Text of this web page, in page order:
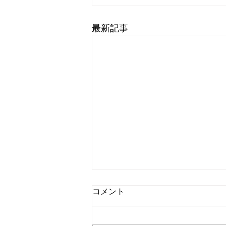
最新記事
お休みのお知らせ⭐︎
9月は何度も帰省する予定があ
コメント